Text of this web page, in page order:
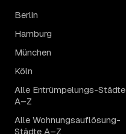
Berlin
Hamburg
München
Köln
Alle Entrümpelungs-Städte
A–Z
Alle Wohnungsauflösung-
Städte A–Z